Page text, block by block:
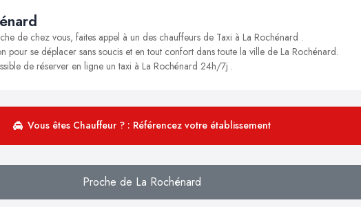
de chez vous, faites appel à un des chauffeurs de Taxi à La Rochénard .
pour se déplacer sans soucis et en tout confort dans toute la ville de La Rochénard.
de réserver en ligne un taxi à La Rochénard 24h/7j .
Vous êtes Chauffeur ? : Référencez votre établissement
Proche de La Rochénard